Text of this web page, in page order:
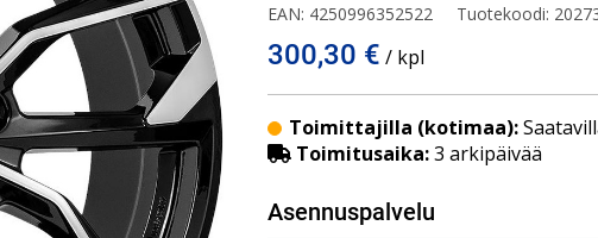
EAN: 4250996352522 Tuotekoodi:
300,30 € / kpl
Toimittajilla (kotimaa):
Toimitusaika:3 arkipäivää
Asennuspalvelu